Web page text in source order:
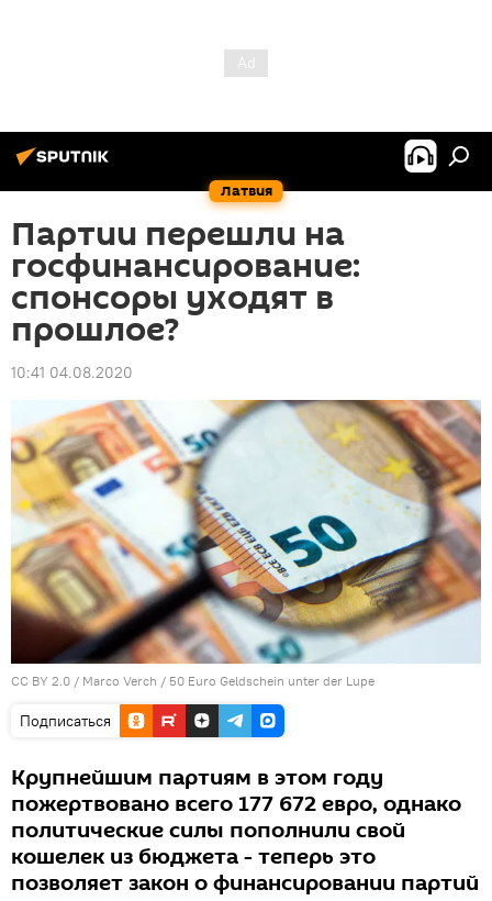
Латвия
Партии перешли на
госфинансирование:
спонсоры уходят в
прошлое?
10:41 04.08.2020
CC BY 2.0 / Marco Verch / 50 Euro Geldschein unter der Lupe
Подписаться
Крупнейшим партиям в этом году
пожертвовано всего 177 672 евро, однако
политические силы пополнили свой
кошелек из бюджета - теперь это
позволяет закон о финансировании партий